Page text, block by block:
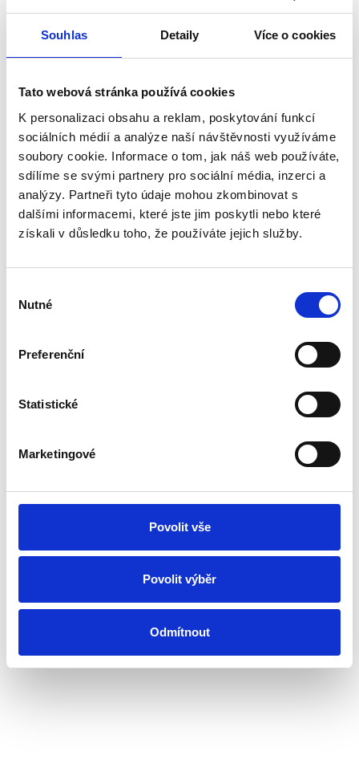
Souhlas Detaily Více o cookies
Tato webová stránka používá cookies
K personalizaci obsahu a reklam, poskytování funkcí
sociálních médií a analýze naší návštěvnosti využíváme
soubory cookie. Informace o tom, jak náš web používáte,
sdílíme se svými partnery pro sociální média, inzerci a
analýzy. Partneři tyto údaje mohou zkombinovat s
dalšími informacemi, které jste jim poskytli nebo které
získali v důsledku toho, že používáte jejich služby.
souhlasu
Nutné
Preferenční
Statistické
Marketingové
Povolit vše
Povolit výběr
Odmítnout
Bewertungen unserer Kunden